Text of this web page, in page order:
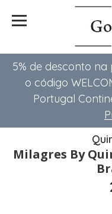
5% de desconto
o código
Portugal
Milagres By